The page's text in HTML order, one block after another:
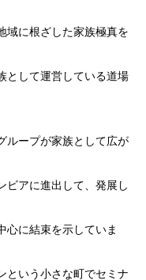
域に根ざした家族極真を
として運営している道場
ループが家族として広が
ビアに進出して、発展し
心に結束を示していま
という小さな町でセミナ